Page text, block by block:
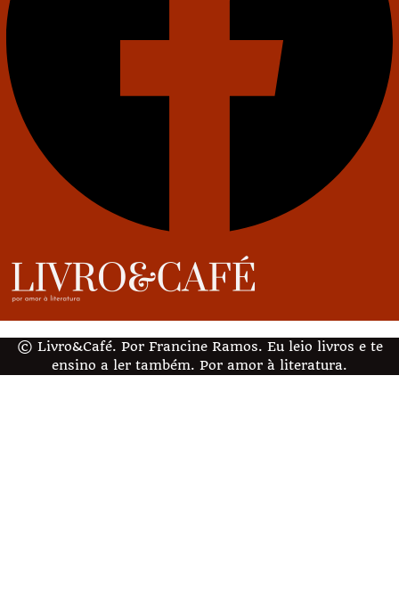
© Livro&Café. Por Francine Ramos. Eu leio livros e te
ensino a ler também. Por amor à literatura.